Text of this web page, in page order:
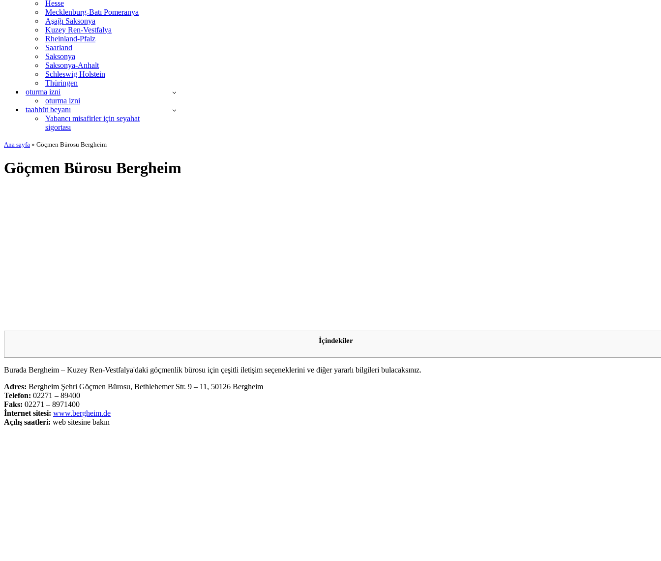
Hesse
Mecklenburg-Batı Pomeranya
Aşağı Saksonya
Kuzey Ren-Vestfalya
Rheinland-Pfalz
Saarland
Saksonya
Saksonya-Anhalt
Schleswig Holstein
Thüringen
oturma izni
oturma izni
taahhüt beyanı
Yabancı misafirler için seyahat
sigortası
Ana sayfa » Göçmen Bürosu Bergheim
Göçmen Bürosu Bergheim
İçindekiler
Burada Bergheim – Kuzey Ren-Vestfalya'daki göçmenlik bürosu için çeşitli iletişim seçeneklerini ve diğer yararlı bilgileri bulacaksınız.
Adres: Bergheim Şehri Göçmen Bürosu, Bethlehemer Str. 9 – 11, 50126 Bergheim
Telefon: 02271 – 89400
Faks: 02271 – 8971400
İnternet sitesi: www.bergheim.de
Açılış saatleri: web sitesine bakın